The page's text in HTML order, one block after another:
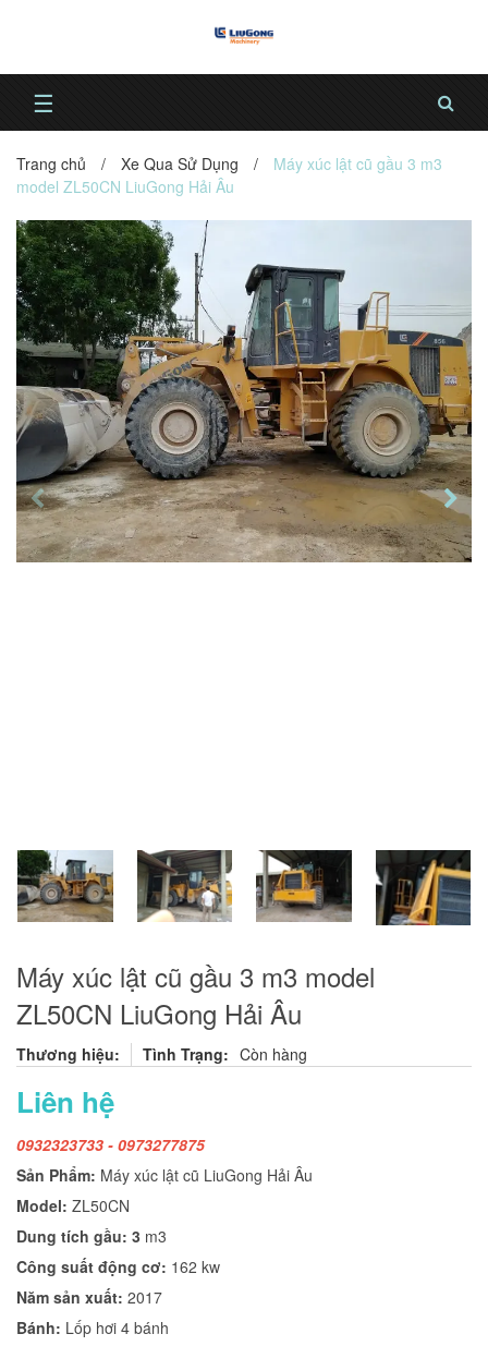
☰
Trang chủ / Xe Qua Sử Dụng /
Máy xúc lật cũ gầu 3 m3
model ZL50CN LiuGong Hải Âu
Máy xúc lật cũ gầu 3 m3 model
ZL50CN LiuGong Hải Âu
Thương hiệu: Tình Trạng: Còn hàng
Liên hệ
0932323733 - 0973277875
Sản Phẩm: Máy xúc lật cũ LiuGong Hải Âu
Model: ZL50CN
Dung tích gầu: 3 m3
Công suất động cơ: 162 kw
Năm sản xuất: 2017
Bánh: Lốp hơi 4 bánh